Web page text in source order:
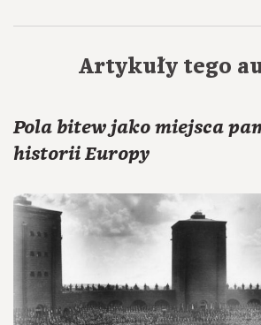
Artykuły tego
Pola bitew jako miejsca
historii Europy